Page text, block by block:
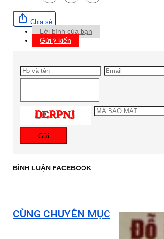
Chia sẻ
Lời bình của bạn
Gửi ý kiến
Gửi
BÌNH LUẬN FACEBOOK
CÙNG CHUYÊN MỤC